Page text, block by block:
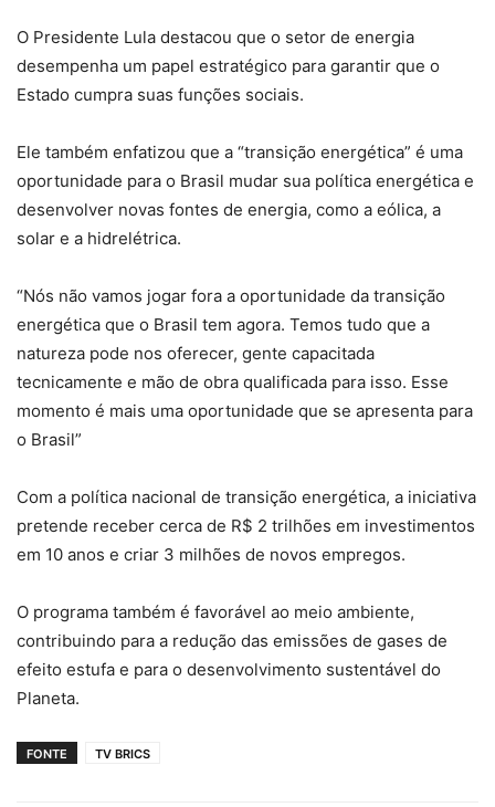
O Presidente Lula destacou que o setor de energia
desempenha um papel estratégico para garantir que o
Estado cumpra suas funções sociais.
Ele também enfatizou que a “transição energética” é uma
oportunidade para o Brasil mudar sua política energética e
desenvolver novas fontes de energia, como a eólica, a
solar e a hidrelétrica.
“Nós não vamos jogar fora a oportunidade da transição
energética que o Brasil tem agora. Temos tudo que a
natureza pode nos oferecer, gente capacitada
tecnicamente e mão de obra qualificada para isso. Esse
momento é mais uma oportunidade que se apresenta para
o Brasil”
Com a política nacional de transição energética, a iniciativa
pretende receber cerca de R$ 2 trilhões em investimentos
em 10 anos e criar 3 milhões de novos empregos.
O programa também é favorável ao meio ambiente,
contribuindo para a redução das emissões de gases de
efeito estufa e para o desenvolvimento sustentável do
Planeta.
FONTE TV BRICS